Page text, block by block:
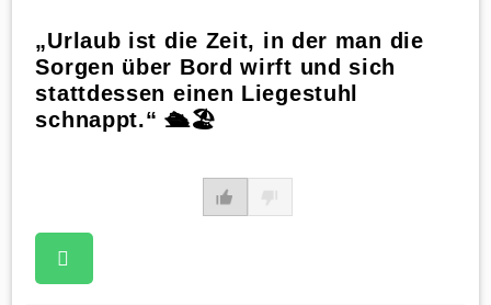
„Urlaub ist die Zeit, in der man die
Sorgen über Bord wirft und sich
stattdessen einen Liegestuhl
schnappt.“ 🛳️🏖️